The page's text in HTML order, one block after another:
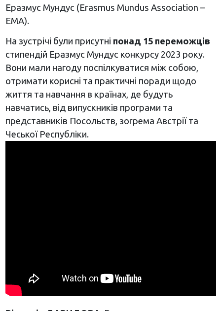
Еразмус Мундус (Erasmus Mundus Association –
EMA).
На зустрічі були присутні понад 15 переможців
стипендій Еразмус Мундус конкурсу 2023 року.
Вони мали нагоду поспілкуватися між собою,
отримати корисні та практичні поради щодо
життя та навчання в країнах, де будуть
навчатись, від випускників програми та
представників Посольств, зоrрема Австрії та
Чеської Республіки.